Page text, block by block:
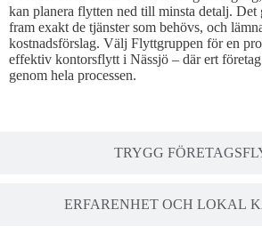
TRYGG
ERFARENHET OCH LOKAL
kan planera flytten ned till minsta detalj. Det
fram exakt de tjänster som behövs, och
kostnadsförslag. Välj Flyttgruppen för en
effektiv kontorsflytt i Nässjö – där ert
genom hela processen.